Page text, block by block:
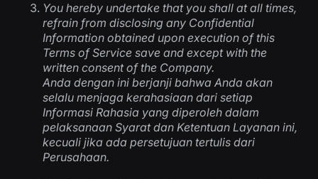
You hereby undertake that you shall at all times,
refrain from disclosing any Confidential
Information obtained upon execution of this
Terms of Service save and except with the
written consent of the Company.
Anda dengan ini berjanji bahwa Anda akan
selalu menjaga kerahasiaan dari setiap
Informasi Rahasia yang diperoleh dalam
pelaksanaan Syarat dan Ketentuan Layanan ini,
kecuali jika ada persetujuan tertulis dari
Perusahaan.